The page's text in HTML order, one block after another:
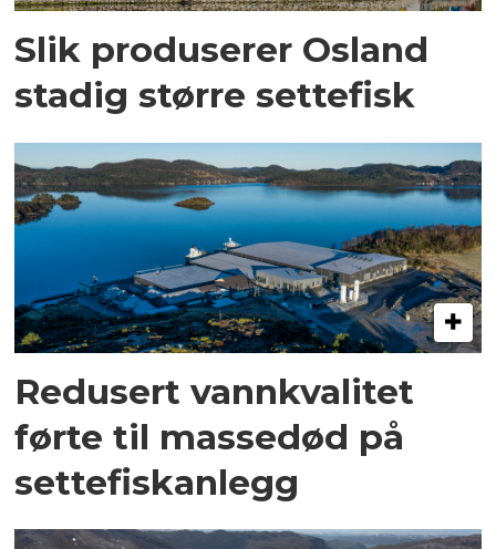
Slik produserer Osland
stadig større settefisk
Redusert vannkvalitet
førte til massedød på
settefiskanlegg